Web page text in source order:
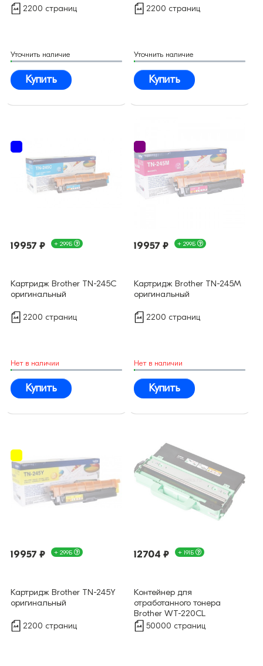
2200 страниц
Уточнить наличие
Купить
2200 страниц
Уточнить наличие
Купить
19957 ₽ + 299Б
Картридж Brother TN-245C
оригинальный
2200 страниц
Нет в наличии
Купить
19957 ₽ + 299Б
Картридж Brother TN-245M
оригинальный
2200 страниц
Нет в наличии
Купить
19957 ₽ + 299Б
Картридж Brother TN-245Y
оригинальный
2200 страниц
12704 ₽ + 191Б
Контейнер для
отработанного тонера
Brother WT-220CL
оригинальный
50000 страниц